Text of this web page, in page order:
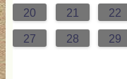
20 21 22
27 28 29